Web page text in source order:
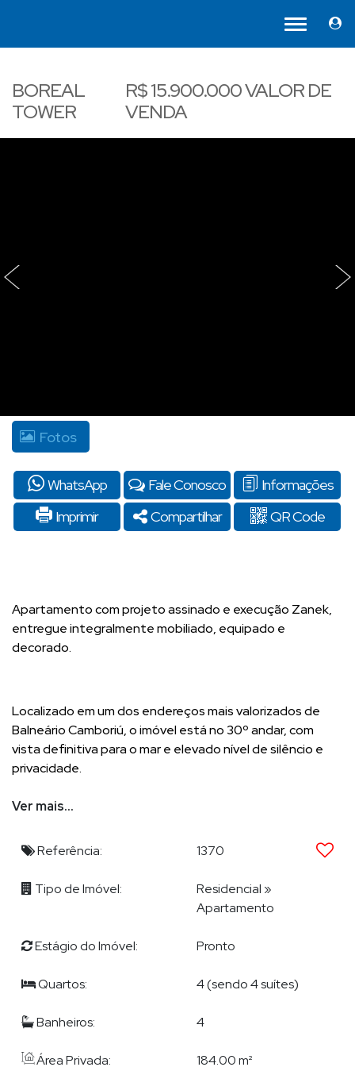
BOREAL
TOWER
R$15.900.000VALOR DE
VENDA
‹ ›
Fotos
WhatsApp Fale Conosco
Informações
Imprimir
Compartilhar QR Code
Apartamento com projeto assinado e execução Zanek,
entregue integralmente mobiliado, equipado e
decorado.
Localizado em um dos endereços mais valorizados de
Balneário Camboriú, o imóvel está no 30º andar, com
vista definitiva para o mar e elevado nível de silêncio e
privacidade.
São 184 m² privativos, distribuídos em quatro suítes. A
em tecido e closet com marcenaria revestida em couro.
Há ainda uma suíte adicional com cama queen size e
operar como quarto de hóspedes (com sofá-cama
automatizado queen size) ou escritório; e uma suíte com
A área social integra sala de estar, jantar e cozinha,
complementadas por lavabo, cristaleira, área gourmet,
Ver mais...
Referência: 1370
Tipo de Imóvel: Residencial »
Apartamento
Estágio do Imóvel: Pronto
Quartos: 4 (sendo 4 suítes)
Banheiros: 4
Área Privada: 184.00 m²